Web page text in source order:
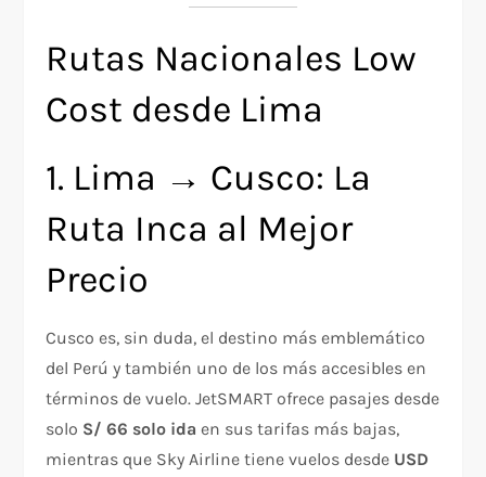
Rutas Nacionales Low
Cost desde Lima
1. Lima → Cusco: La
Ruta Inca al Mejor
Precio
Cusco es, sin duda, el destino más emblemático
del Perú y también uno de los más accesibles en
términos de vuelo. JetSMART ofrece pasajes desde
solo S/ 66 solo ida en sus tarifas más bajas,
mientras que Sky Airline tiene vuelos desde USD